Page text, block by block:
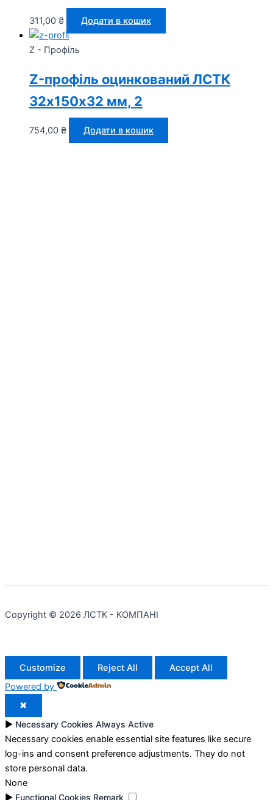
311,00 ₴ Додати в кошик
Z - Профіль
Z-профіль оцинкований ЛСТК
32х150х32 мм, 2
754,00 ₴ Додати в кошик
Copyright © 2026 ЛСТК - КОМПАНІ
Customize Reject All
Accept All
Powered by
✖
► Necessary Cookies Always Active
Necessary cookies enable essential site features like secure
log-ins and consent preference adjustments. They do not
store personal data.
None
► Functional Cookies Remark